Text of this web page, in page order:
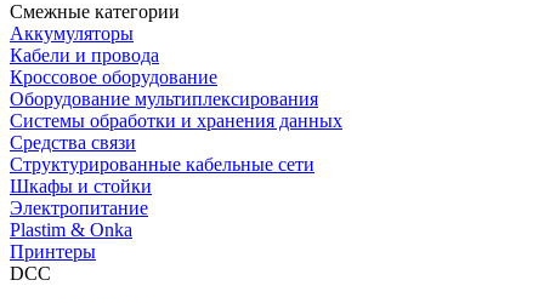
Смежные категории
Аккумуляторы
Кабели и провода
Кроссовое оборудование
Оборудование мультиплексирования
Системы обработки и хранения данных
Средства связи
Структурированные кабельные сети
Шкафы и стойки
Электропитание
Plastim & Onka
Принтеры
DCC